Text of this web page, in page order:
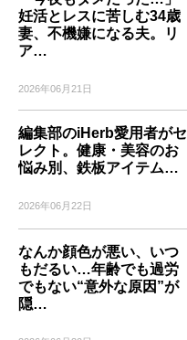
妊活とレスに苦しむ34歳
妻、不機嫌になる夫。リ
ア…
2026年06月21日
編集部のiHerb愛用者がセ
レクト。健康・美容のお
悩み別、鉄板アイテム…
2026年06月22日
なんか顔色が悪い、いつ
もだるい…年齢でも過労
でもない“意外な原因”が
隠…